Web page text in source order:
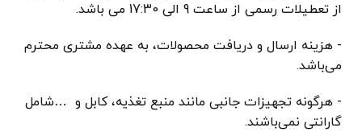
از تعطیلات رسمی از ساعت 9 الی 17:30 می باشد.
- هزینه ارسال و دریافت محصولات، به عهده مشتری محترم
می‌باشد.
- هرگونه تجهیزات جانبی مانند منبع تغذیه، کابل و …شامل
گارانتی نمی‌باشند.